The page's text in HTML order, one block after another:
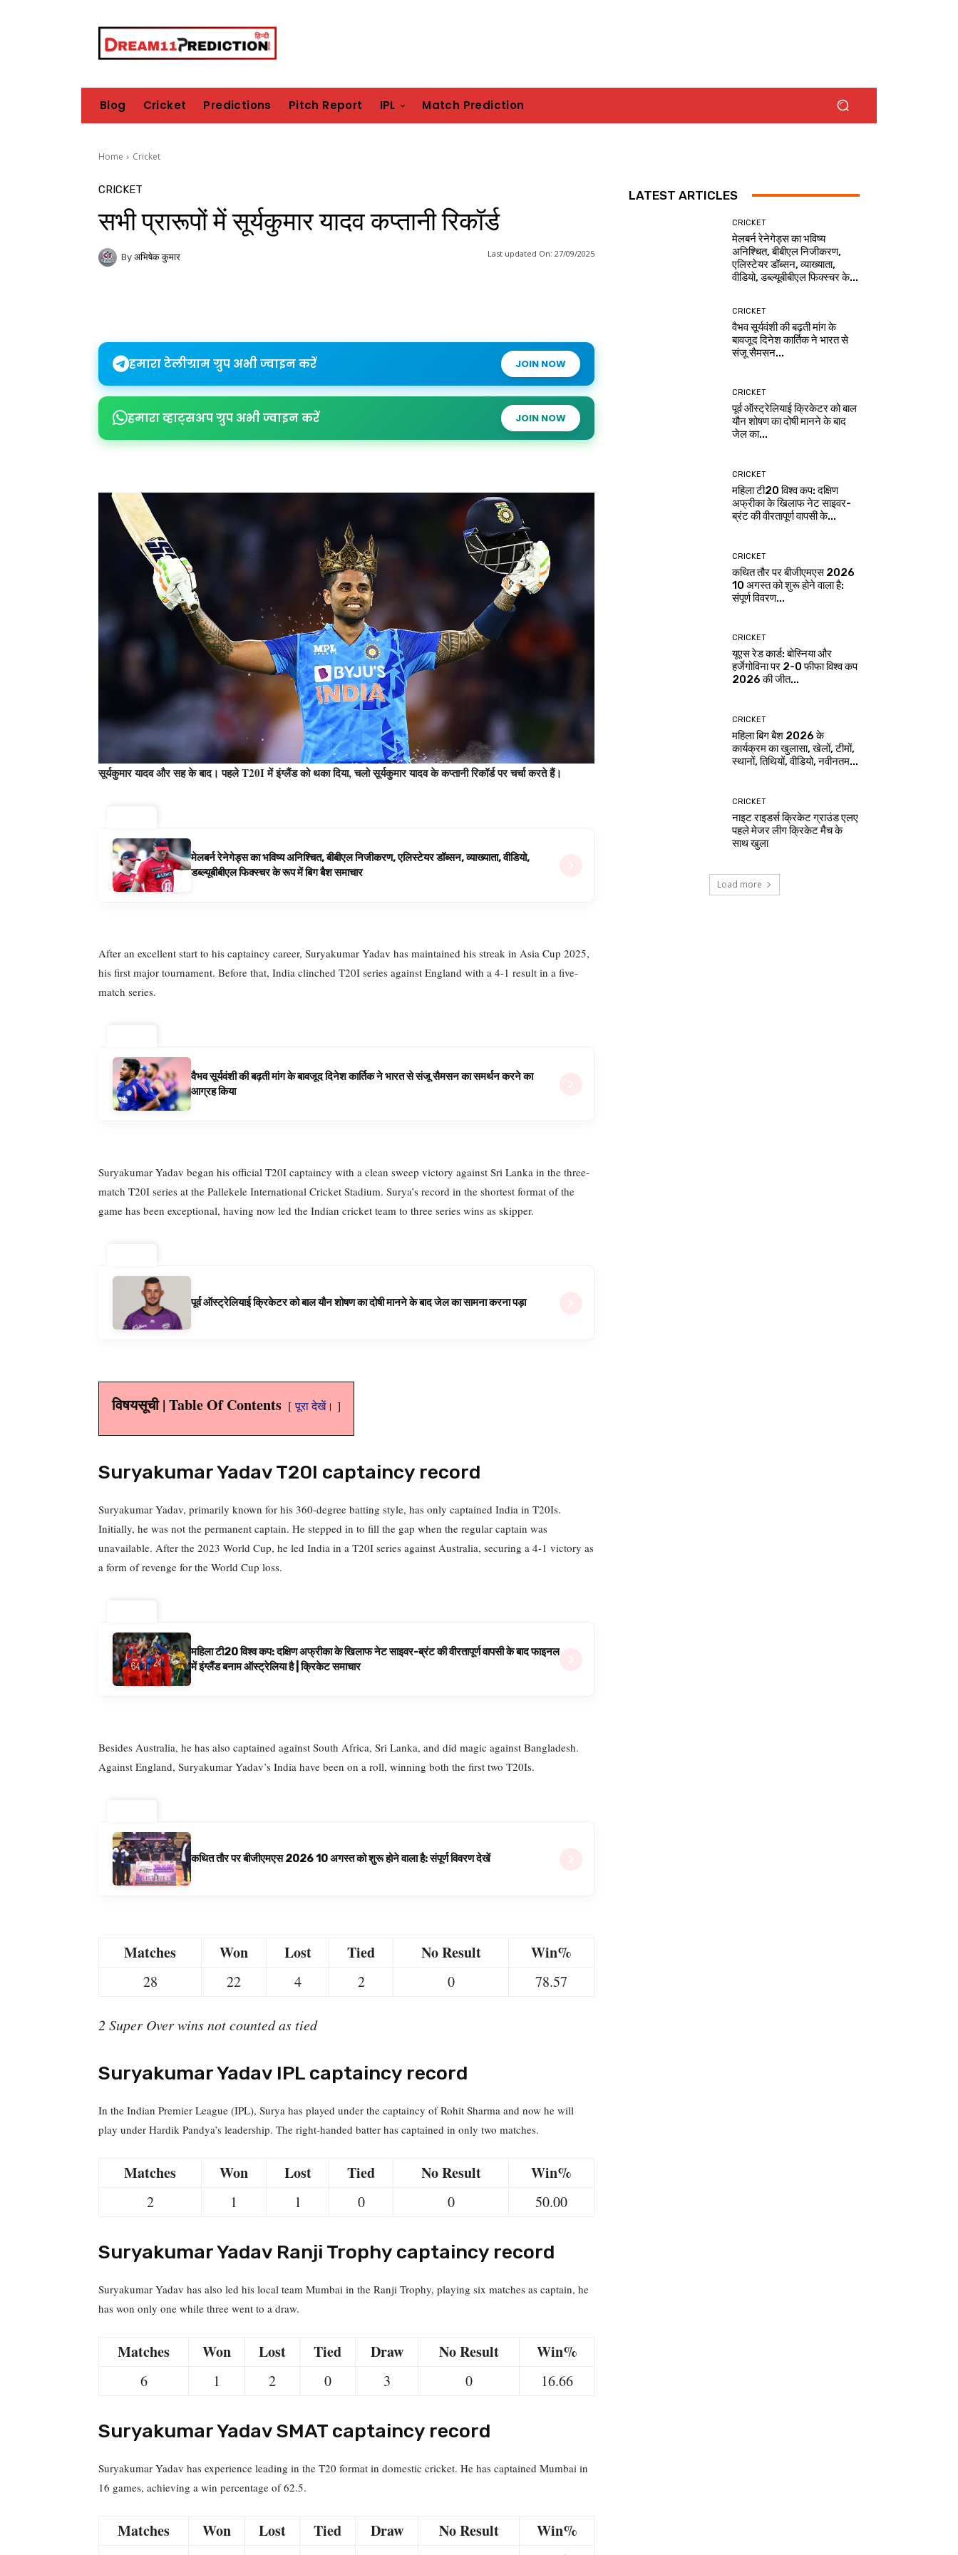
Blog Cricket Predictions Pitch Report IPL Match Prediction
Home Cricket
CRICKET
सभी प्रारूपों में सूर्यकुमार यादव कप्तानी रिकॉर्ड
By अभिषेक कुमार Last updated On: 27/09/2025
हमारा टेलीग्राम ग्रुप अभी ज्वाइन करें JOIN NOW
हमारा व्हाट्सअप ग्रुप अभी ज्वाइन करें JOIN NOW
सूर्यकुमार यादव और सह के बाद। पहले T20I में इंग्लैंड को थका दिया, चलो सूर्यकुमार यादव के कप्तानी रिकॉर्ड पर चर्चा करते हैं।
मेलबर्न रेनेगेड्स का भविष्य अनिश्चित, बीबीएल निजीकरण, एलिस्टेयर डॉब्सन, व्याख्याता, वीडियो,
डब्ल्यूबीबीएल फिक्स्चर के रूप में बिग बैश समाचार
After an excellent start to his captaincy career, Suryakumar Yadav has maintained his streak in Asia Cup 2025,
his first major tournament. Before that, India clinched T20I series against England with a 4-1 result in a five-
match series.
वैभव सूर्यवंशी की बढ़ती मांग के बावजूद दिनेश कार्तिक ने भारत से संजू सैमसन का समर्थन करने का
आग्रह किया
Suryakumar Yadav began his official T20I captaincy with a clean sweep victory against Sri Lanka in the three-
match T20I series at the Pallekele International Cricket Stadium. Surya’s record in the shortest format of the
game has been exceptional, having now led the Indian cricket team to three series wins as skipper.
पूर्व ऑस्ट्रेलियाई क्रिकेटर को बाल यौन शोषण का दोषी मानने के बाद जेल का सामना करना पड़ा
विषयसूची | Table Of Contents पूरा देखें।
Suryakumar Yadav T20I captaincy record
Suryakumar Yadav, primarily known for his 360-degree batting style, has only captained India in T20Is.
Initially, he was not the permanent captain. He stepped in to fill the gap when the regular captain was
unavailable. After the 2023 World Cup, he led India in a T20I series against Australia, securing a 4-1 victory as
a form of revenge for the World Cup loss.
महिला टी20 विश्व कप: दक्षिण अफ्रीका के खिलाफ नेट साइवर-ब्रंट की वीरतापूर्ण वापसी के बाद फाइनल
में इंग्लैंड बनाम ऑस्ट्रेलिया है | क्रिकेट समाचार
Besides Australia, he has also captained against South Africa, Sri Lanka, and did magic against Bangladesh.
Against England, Suryakumar Yadav’s India have been on a roll, winning both the first two T20Is.
कथित तौर पर बीजीएमएस 2026 10 अगस्त को शुरू होने वाला है: संपूर्ण विवरण देखें
Matches Won Lost Tied No Result Win%
28 22 4 2 0 78.57
2 Super Over wins not counted as tied
Suryakumar Yadav IPL captaincy record
In the Indian Premier League (IPL), Surya has played under the captaincy of Rohit Sharma and now he will
play under Hardik Pandya’s leadership. The right-handed batter has captained in only two matches.
Matches Won Lost Tied No Result Win%
2 1 1 0 0 50.00
Suryakumar Yadav Ranji Trophy captaincy record
Suryakumar Yadav has also led his local team Mumbai in the Ranji Trophy, playing six matches as captain, he
has won only one while three went to a draw.
Matches Won Lost Tied Draw No Result Win%
6 1 2 0 3 0 16.66
Suryakumar Yadav SMAT captaincy record
Suryakumar Yadav has experience leading in the T20 format in domestic cricket. He has captained Mumbai in
16 games, achieving a win percentage of 62.5.
Matches Won Lost Tied Draw No Result Win%
LATEST ARTICLES
CRICKET
मेलबर्न रेनेगेड्स का भविष्य
अनिश्चित, बीबीएल निजीकरण,
एलिस्टेयर डॉब्सन, व्याख्याता,
वीडियो, डब्ल्यूबीबीएल फिक्स्चर के...
CRICKET
वैभव सूर्यवंशी की बढ़ती मांग के
बावजूद दिनेश कार्तिक ने भारत से
संजू सैमसन...
CRICKET
पूर्व ऑस्ट्रेलियाई क्रिकेटर को बाल
यौन शोषण का दोषी मानने के बाद
जेल का...
CRICKET
महिला टी20 विश्व कप: दक्षिण
अफ्रीका के खिलाफ नेट साइवर-
ब्रंट की वीरतापूर्ण वापसी के...
CRICKET
कथित तौर पर बीजीएमएस 2026
10 अगस्त को शुरू होने वाला है:
संपूर्ण विवरण...
CRICKET
यूएस रेड कार्ड: बोस्निया और
हर्जेगोविना पर 2-0 फीफा विश्व कप
2026 की जीत...
CRICKET
महिला बिग बैश 2026 के
कार्यक्रम का खुलासा, खेलों, टीमों,
स्थानों, तिथियों, वीडियो, नवीनतम...
CRICKET
नाइट राइडर्स क्रिकेट ग्राउंड एलए
पहले मेजर लीग क्रिकेट मैच के
साथ खुला
Load more